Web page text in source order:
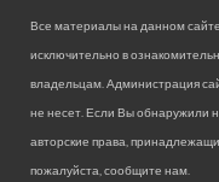
Все материалы на данном
исключительно в
владельцам. Администрация
не несет. Если Вы обнаружили
авторские права,
пожалуйста, сообщите нам.